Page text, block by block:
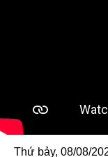
Thứ bảy, 08/08/